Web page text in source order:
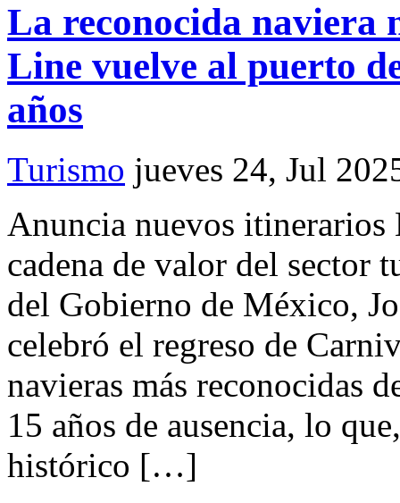
La reconocida naviera
Line vuelve al puerto
años
Turismo jueves 24, Jul
Anuncia nuevos itinerarios
cadena de valor del sector
del Gobierno de México,
celebró el regreso de
navieras más reconocidas
15 años de ausencia, lo
histórico […]